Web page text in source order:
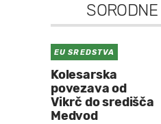
SORODNE
EU SREDSTVA
Kolesarska
povezava od
Vikrč do središča
Medvod